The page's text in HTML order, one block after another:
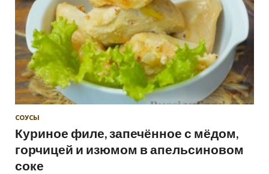
СОУСЫ
Куриное филе, запечённое с мёдом,
горчицей и изюмом в апельсиновом
соке